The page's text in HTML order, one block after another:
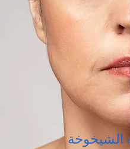
الشيخوخة